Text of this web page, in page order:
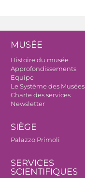
MUSÉE
Histoire du musée
Approfondissements
Equipe
Le Système des Musées
Charte des services
Newsletter
SIÈGE
Palazzo Primoli
SERVICES
SCIENTIFIQUES